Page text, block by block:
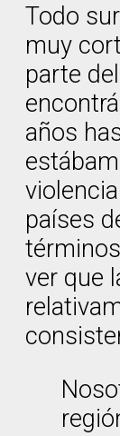
Todo
muy
parte
años
países
ver que